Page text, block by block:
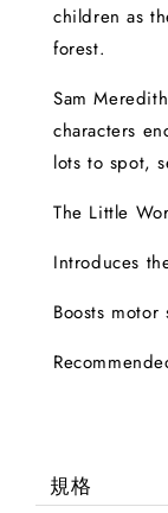
children as
forest.
Sam
characters
lots to spot,
The Little
Introduces
Boosts motor
規格